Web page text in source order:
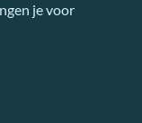
je voor